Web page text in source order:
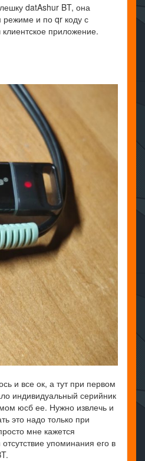
datAshur BT, она
и по qr коду с
клиентское приложение.
и все ок, а тут при первом
индивидуальный серийник
юсб ее. Нужно извлечь и
это надо только при
мне кажется
упоминания его в